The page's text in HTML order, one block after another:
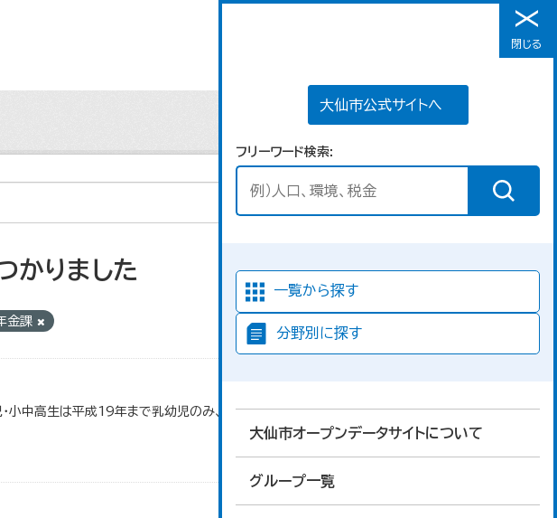
メニュー
大仙市公式サイトへ
フリーワード検索
一覧から探す
分野別に探す
大仙市オープンデータサイトについて
グループ一覧
閉じる
かりました
金課
小中高生は平成19年まで乳幼児のみ、平成20年度から令和元年度までは乳